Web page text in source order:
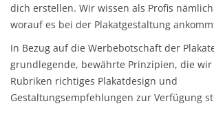
dich erstellen. Wir wissen als Profis
worauf es bei der Plakatgestaltung
In Bezug auf die Werbebotschaft der
grundlegende, bewährte Prinzipien, die
Rubriken richtiges Plakatdesign und
Gestaltungsempfehlungen zur Verfügung